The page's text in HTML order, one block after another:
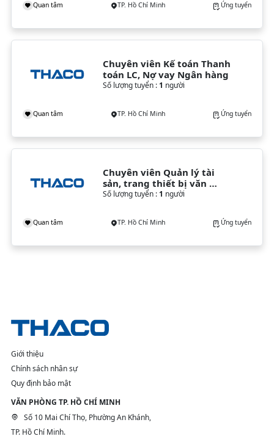
Quan tâm TP. Hồ Chí Minh Ứng tuyển
Chuyên viên Kế toán Thanh
toán LC, Nợ vay Ngân hàng
Số lượng tuyển : 1 người
Quan tâm TP. Hồ Chí Minh Ứng tuyển
Chuyên viên Quản lý tài
sản, trang thiết bị văn
phòng
Số lượng tuyển : 1 người
Quan tâm TP. Hồ Chí Minh Ứng tuyển
Giới thiệu
Chính sách nhân sự
Quy định bảo mật
VĂN PHÒNG TP. HỒ CHÍ MINH
Số 10 Mai Chí Thọ, Phường An Khánh,
TP. Hồ Chí Minh.